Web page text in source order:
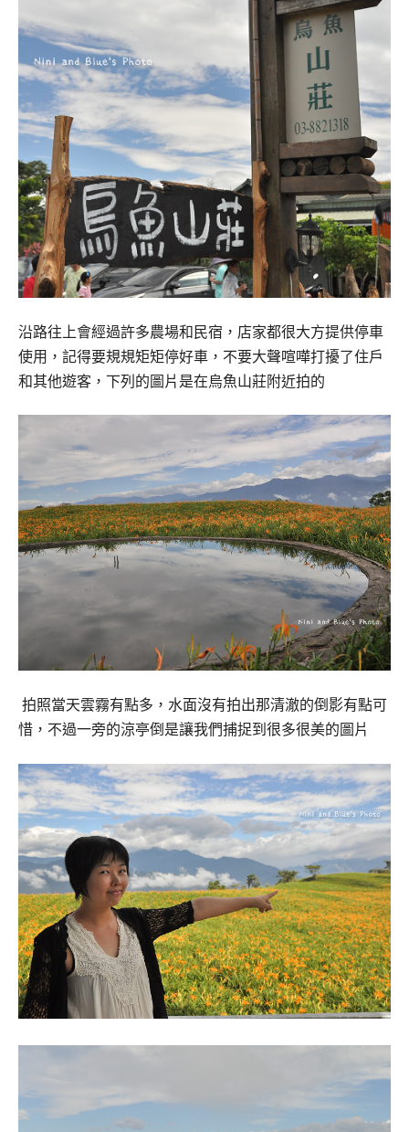
沿路往上會經過許多農場和民宿， 店家都很大方提供停車
使用，記得要規規矩矩停好車， 不要大聲喧嘩打擾了住戶
和其他遊客，下列的圖片是在烏魚山莊附近拍的
拍照當天雲霧有點多，水面沒有拍出那清澈的倒影有點可
惜， 不過一旁的涼亭倒是讓我們捕捉到很多很美的圖片